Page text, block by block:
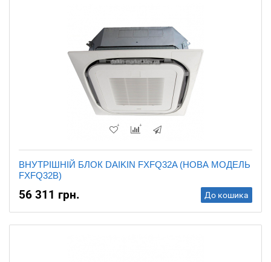
ВНУТРІШНІЙ БЛОК DAIKIN FXFQ32A (НОВА МОДЕЛЬ
FXFQ32B)
56 311 грн. До кошика